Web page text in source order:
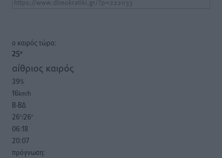
o καιρός τώρα:
25°
αίθριος καιρός
39%
16km/h
Β-ΒΔ
26°/26°
06:18
20:07
πρόγνωση: